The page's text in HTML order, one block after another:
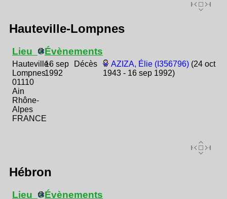
Hauteville-Lompnes
Lieu
Hauteville-
Lompnes
01110
Ain
Rhône-
Alpes
FRANCE
Évènements
16 sep
1992
Décès AZIZA, Élie (I356796) (24 oct
1943 - 16 sep 1992)
Hébron
Lieu Évènements